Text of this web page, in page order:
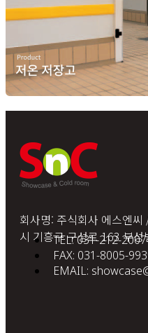
회사명: 주식회사 에스엔
시 기흥구 구성로 163 부성
TEL: 031-212-2007
FAX: 031-8005-
EMAIL: